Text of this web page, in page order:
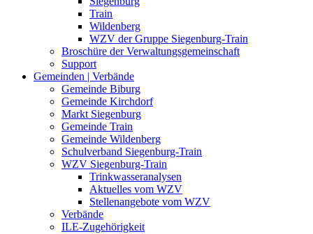
Train
Wildenberg
WZV der Gruppe Siegenburg-Train
Broschüre der Verwaltungsgemeinschaft
Support
Gemeinden | Verbände
Gemeinde Biburg
Gemeinde Kirchdorf
Markt Siegenburg
Gemeinde Train
Gemeinde Wildenberg
Schulverband Siegenburg-Train
WZV Siegenburg-Train
Trinkwasseranalysen
Aktuelles vom WZV
Stellenangebote vom WZV
Verbände
ILE-Zugehörigkeit